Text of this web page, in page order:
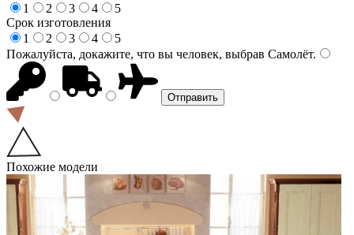
1
2 3 4
5
Срок изготовления
1
2 3 4
5
Пожалуйста, докажите, что вы человек, выбрав Самолёт.
Похожие модели